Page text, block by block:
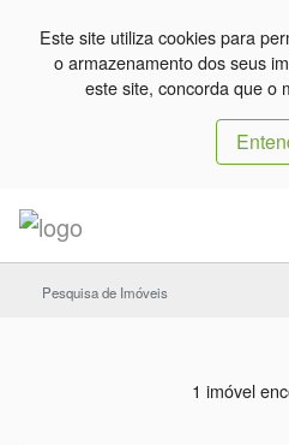
Este site utiliza cookies para
o armazenamento dos seus
este site, concorda que o
Pesquisa de Imóveis
1 imóvel